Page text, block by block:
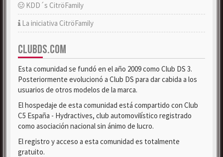
KDD´s CitröFamily
La iniciativa CitröFamily
CLUBDS.COM
Esta comunidad se fundó en el año 2009 como Club DS 3.
Posteriormente evolucionó a Club DS para dar cabida a los
usuarios de otros modelos de la marca.
El hospedaje de esta comunidad está compartido con Club
C5 España - Hydractives, club automovilístico registrado
como asociación nacional sin ánimo de lucro.
El registro y acceso a esta comunidad es totalmente
gratuito.